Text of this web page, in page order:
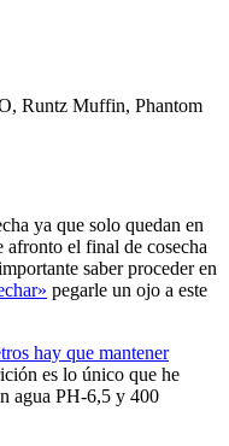
Runtz Muffin, Phantom
ya que solo quedan en
afronto el final de cosecha
saber proceder en
pegarle un ojo a este
hay que mantener
es lo único que he
agua PH-6,5 y 400